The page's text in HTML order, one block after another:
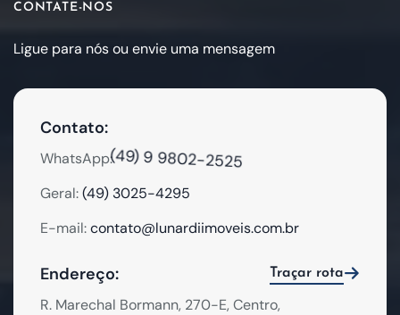
CONTATE-NOS
Ligue para nós ou envie uma mensagem
Contato:
WhatsApp:(49) 9 9802-2525
Geral:(49) 3025-4295
E-mail:contato@lunardiimoveis.com.br
Endereço: Traçar rota
R. Marechal Bormann, 270-E, Centro,